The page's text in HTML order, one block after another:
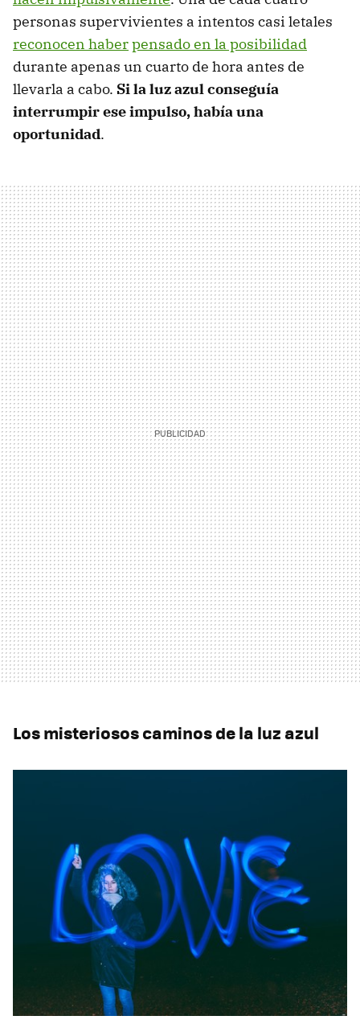
personas supervivientes a intentos casi letales
reconocen haberpensado en la posibilidad
durante apenas un cuarto de hora antes de
llevarla a cabo. Si la luz azul conseguía
interrumpir ese impulso, había una
oportunidad.
Los misteriosos caminos de la luz azul